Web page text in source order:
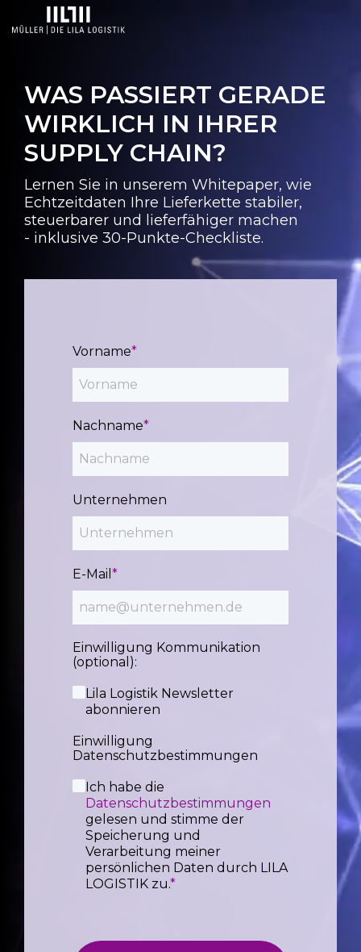
the
WAS PASSIERT GERADE
WIRKLICH IN IHRER
SUPPLY CHAIN?
Lernen Sie in unserem Whitepaper, wie
Echtzeitdaten Ihre Lieferkette stabiler,
steuerbarer und lieferfähiger machen
- inklusive 30-Punkte-Checkliste.
Vorname*
Nachname*
Unternehmen
E-Mail *
Einwilligung Kommunikation
(optional):
Lila Logistik Newsletter
abonnieren
Einwilligung
Datenschutzbestimmungen
Ich habe die
Datenschutzbestimmungen
gelesen und stimme der
Speicherung und
Verarbeitung meiner
persönlichen Daten durch LILA
LOGISTIK zu.*